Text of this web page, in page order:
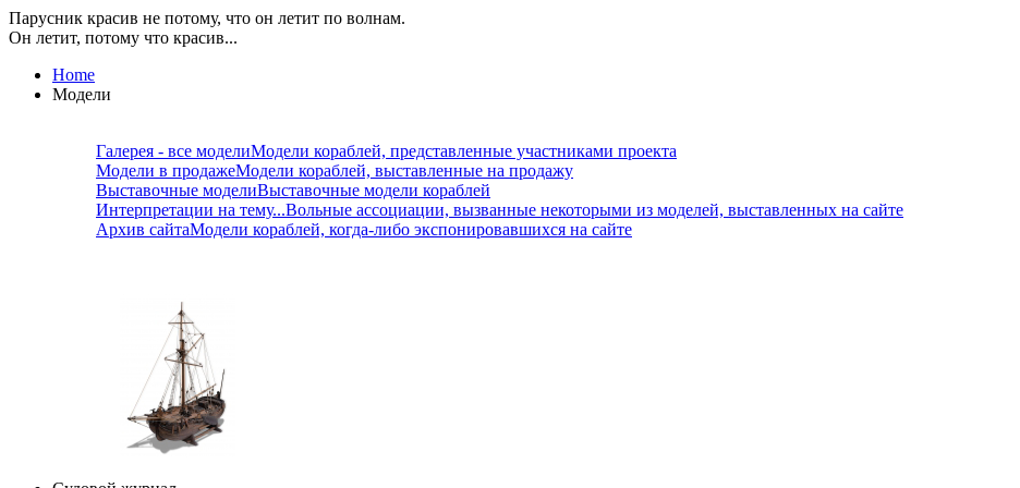
Парусник красив не потому, что он летит по волнам.
Он летит, потому что красив...
Home
Модели
Галерея - все моделиМодели кораблей, представленные участниками проекта
Модели в продажеМодели кораблей, выставленные на продажу
Выставочные моделиВыставочные модели кораблей
Интерпретации на тему...Вольные ассоциации, вызванные некоторыми из моделей, выставленных на сайте
Архив сайтаМодели кораблей, когда-либо экспонировавшихся на сайте